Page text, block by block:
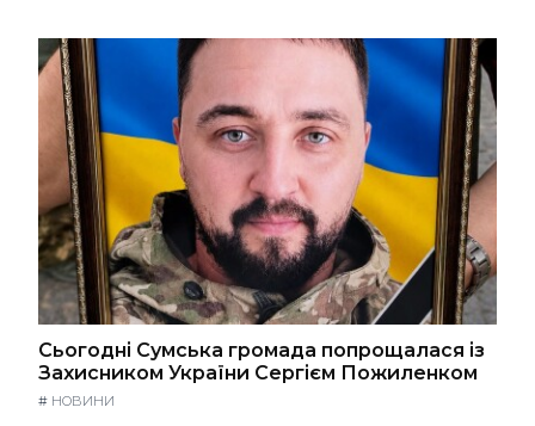
Сьогодні Сумська громада попрощалася із
Захисником України Сергієм Пожиленком
# НОВИНИ